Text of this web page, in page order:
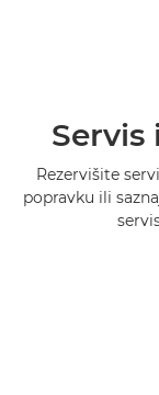
Servis
Rezervišite
popravku ili